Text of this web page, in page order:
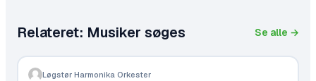
Relateret: Musiker søges Se alle →
Løgstør Harmonika Orkester